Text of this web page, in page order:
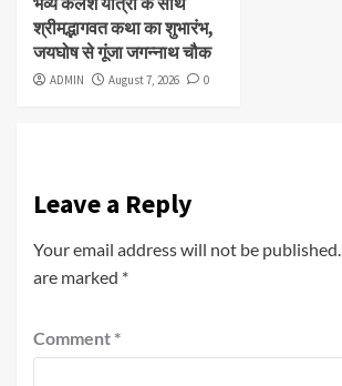
श्रीमद्भागवत कथा का शुभारंभ,
जयघोष से गूंजा जगन्नाथ चौक
ADMIN August 7, 2026 0
Leave a Reply
Your email address will not be published.
are marked *
Comment *